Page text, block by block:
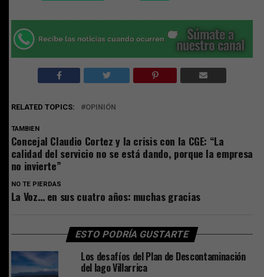
RELATED TOPICS: OPINIÓN
TAMBIEN
Concejal Claudio Cortez y la crisis con la CGE: “La
calidad del servicio no se está dando, porque la empresa
no invierte”
NO TE PIERDAS
La Voz… en sus cuatro años: muchas gracias
ESTO PODRÍA GUSTARTE
Los desafíos del Plan de Descontaminación
del lago Villarrica